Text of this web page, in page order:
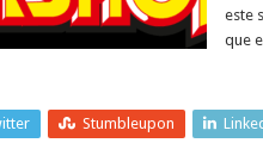
este
que
Stumbleupon